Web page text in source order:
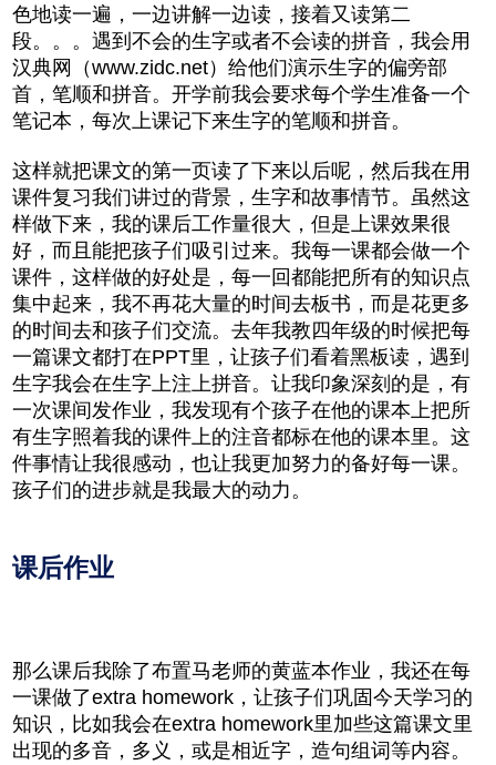
色地读一遍，一边讲解一边读，接着又读第二
段。。。遇到不会的生字或者不会读的拼音，我会用
汉典网（www.zidc.net）给他们演示生字的偏旁部
首，笔顺和拼音。开学前我会要求每个学生准备一个
笔记本，每次上课记下来生字的笔顺和拼音。
这样就把课文的第一页读了下来以后呢，然后我在用
课件复习我们讲过的背景，生字和故事情节。虽然这
样做下来，我的课后工作量很大，但是上课效果很
好，而且能把孩子们吸引过来。我每一课都会做一个
课件，这样做的好处是，每一回都能把所有的知识点
集中起来，我不再花大量的时间去板书，而是花更多
的时间去和孩子们交流。去年我教四年级的时候把每
一篇课文都打在PPT里，让孩子们看着黑板读，遇到
生字我会在生字上注上拼音。让我印象深刻的是，有
一次课间发作业，我发现有个孩子在他的课本上把所
有生字照着我的课件上的注音都标在他的课本里。这
件事情让我很感动，也让我更加努力的备好每一课。
孩子们的进步就是我最大的动力。
课后作业
那么课后我除了布置马老师的黄蓝本作业，我还在每
一课做了extra homework，让孩子们巩固今天学习的
知识，比如我会在extra homework里加些这篇课文里
出现的多音，多义，或是相近字，造句组词等内容。